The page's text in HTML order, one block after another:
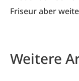
Friseur aber
Weitere